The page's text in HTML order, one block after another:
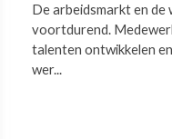
De arbeidsmarkt en
voortdurend.
talenten ontwikkelen
wer...